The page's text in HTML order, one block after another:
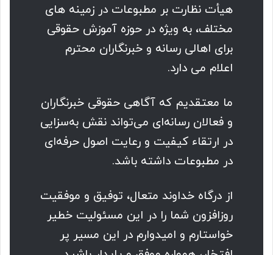
هیأت نظارت بر مطبوعات در زمینه های
مختلف، به ویژه در حوزه آموزش حقوقی
برای اهالی رسانه و خبرنگاران محترم
اعلام می دارد.
ما معتقدیم که آگاهی حقوقی خبرنگاران
و فعالان رسانه‌ای می‌تواند نقش به‌سزایی
در ارتقاء کیفیت و رعایت اصول حرفه‌ای
در مطبوعات داشته باشد.
از درگاه خداوند متعال، توفیق و موفقیت
روزافزون شما را در این مسئولیت خطیر
خواستارم و امیدوارم در این مسیر پر